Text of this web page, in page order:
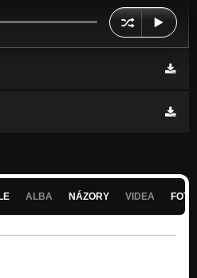
ALBA NÁZORY VIDEA